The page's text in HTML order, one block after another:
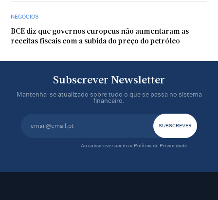
NEGÓCIOS
BCE diz que governos europeus não aumentaram as
receitas fiscais com a subida do preço do petróleo
Subscrever Newsletter
Mantenha-se atualizado sobre tudo o que se passa no sistema
financeiro.
Ao subscrever aceito a Política de Privacidade